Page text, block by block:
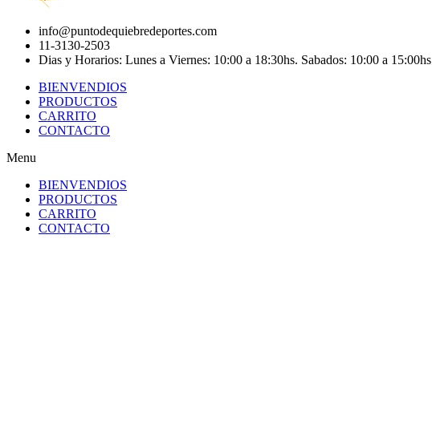
info@puntodequiebredeportes.com
11-3130-2503
Dias y Horarios: Lunes a Viernes: 10:00 a 18:30hs. Sabados: 10:00 a 15:00hs
BIENVENDIOS
PRODUCTOS
CARRITO
CONTACTO
Menu
BIENVENDIOS
PRODUCTOS
CARRITO
CONTACTO